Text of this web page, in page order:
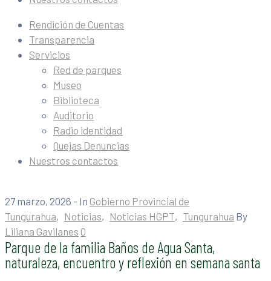
Rendición de Cuentas
Transparencia
Servicios
Red de parques
Museo
Biblioteca
Auditorio
Radio identidad
Quejas Denuncias
Nuestros contactos
27 marzo, 2026 - In Gobierno Provincial de
Tungurahua‚ Noticias‚ Noticias HGPT‚ Tungurahua By
Liliana Gavilanes 0
Parque de la familia Baños de Agua Santa,
naturaleza, encuentro y reflexión en semana santa